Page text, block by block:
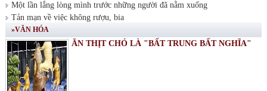
Một lần lắng lòng mình trước những người đã nằm xuống
Tản mạn về việc không rượu, bia
»VĂN HÓA
ĂN THỊT CHÓ LÀ "BẤT TRUNG BẤT NGHĨA"